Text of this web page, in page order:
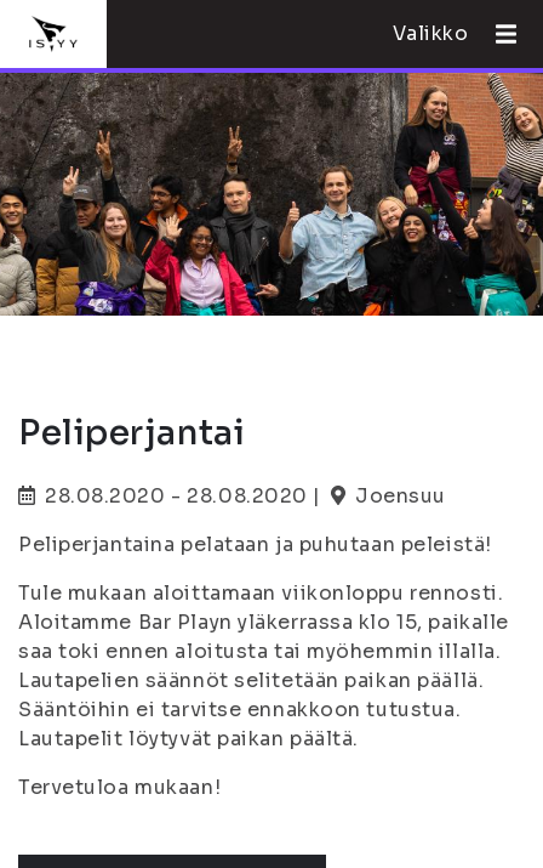
Valikko
Peliperjantai
28.08.2020 - 28.08.2020 |
Joensuu
Peliperjantaina pelataan ja puhutaan peleistä!
Tule mukaan aloittamaan viikonloppu rennosti.
Aloitamme Bar Playn yläkerrassa klo 15, paikalle
saa toki ennen aloitusta tai myöhemmin illalla.
Lautapelien säännöt selitetään paikan päällä.
Sääntöihin ei tarvitse ennakkoon tutustua.
Lautapelit löytyvät paikan päältä.
Tervetuloa mukaan!